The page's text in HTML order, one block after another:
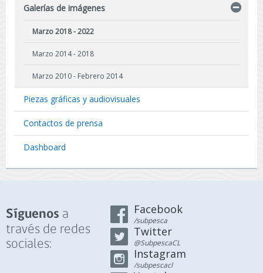
Galerías de imágenes
Marzo 2018 - 2022
Marzo 2014 - 2018
Marzo 2010 - Febrero 2014
Piezas gráficas y audiovisuales
Contactos de prensa
Dashboard
Síguenos a
través de redes
sociales:
Facebook
/subpesca
Twitter
@SubpescaCL
Instagram
/subpescacl